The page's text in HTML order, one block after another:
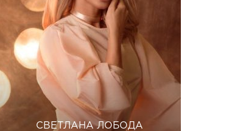
СВЕТЛАНА ЛОБОДА